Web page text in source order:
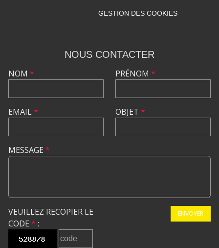
GESTION DES COOKIES
NOUS CONTACTER
NOM *
EMAIL*
PRÉNOM *
OBJET *
MESSAGE *
VEUILLEZ RECOPIER LE
CODE * :
ENVOYER